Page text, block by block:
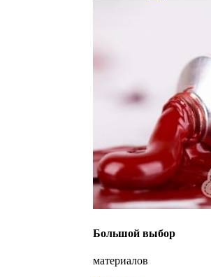
Большой выбор
материалов